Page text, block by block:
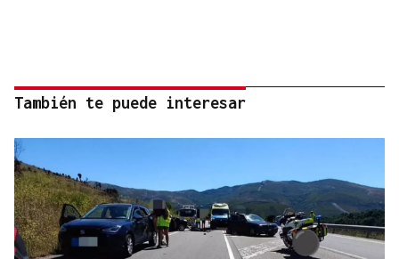
También te puede interesar